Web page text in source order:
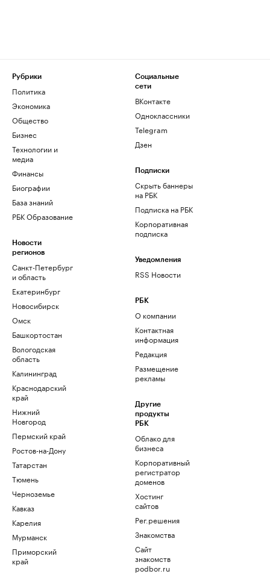
Рубрики
Политика
Экономика
Общество
Бизнес
Технологии и
медиа
Финансы
Биографии
База знаний
РБК Образование
Новости
регионов
Санкт-Петербург
и область
Екатеринбург
Новосибирск
Омск
Башкортостан
Вологодская
область
Калининград
Краснодарский
край
Нижний
Новгород
Пермский край
Ростов-на-Дону
Татарстан
Тюмень
Черноземье
Кавказ
Карелия
Мурманск
Приморский
край
Социальные
сети
ВКонтакте
Одноклассники
Telegram
Дзен
Подписки
Скрыть баннеры
на РБК
Подписка на РБК
Корпоративная
подписка
Уведомления
RSS Новости
РБК
О компании
Контактная
информация
Редакция
Размещение
рекламы
Другие
продукты
РБК
Облако для
бизнеса
Корпоративный
регистратор
доменов
Хостинг
сайтов
Рег.решения
Знакомства
Сайт
знакомств
podbor.ru